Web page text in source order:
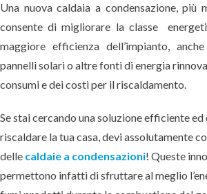
Una nuova caldaia a condensazione, più
consente di migliorare la classe
maggiore efficienza dell’impianto,
pannelli solari o altre fonti di energia
consumi e dei costi per il riscaldamento.
Se stai cercando una soluzione efficiente
riscaldare la tua casa, devi assolutamente
delle caldaie a condensazioni! Queste
permettono infatti di sfruttare al meglio